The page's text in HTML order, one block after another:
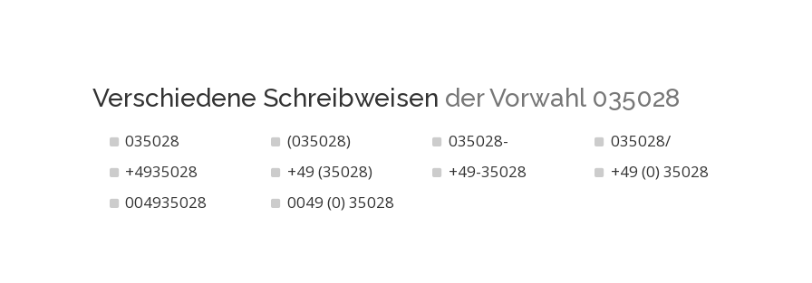
Verschiedene Schreibweisen der Vorwahl 035028
035028 (035028) 035028-
035028/
+4935028
+49 (35028) +49-35028
+49 (0) 35028
004935028
0049 (0) 35028